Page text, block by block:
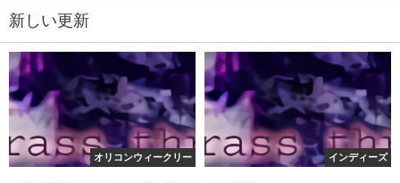
新しい更新
オリコンウィークリー インディーズ